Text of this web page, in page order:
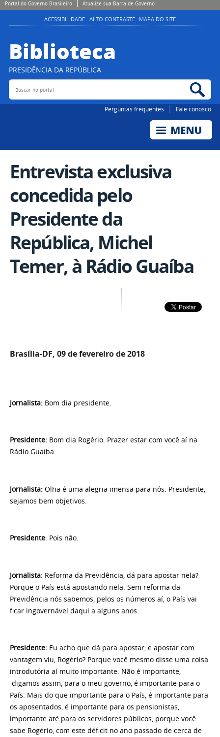
Portal do Governo Brasileiro Atualize sua Barra de Governo
ACESSIBILIDADE ALTO CONTRASTE MAPA DO SITE
Biblioteca
PRESIDÊNCIA DA REPÚBLICA
Buscar no portal
Perguntas frequentes Fale conosco
Entrevista exclusiva
concedida pelo
Presidente da
República, Michel
Temer, à Rádio Guaíba
Brasília-DF, 09 de fevereiro de 2018
Jornalista: Bom dia presidente.
Presidente: Bom dia Rogério. Prazer estar com você aí na
Rádio Guaíba.
Jornalista: Olha é uma alegria imensa para nós. Presidente,
sejamos bem objetivos.
Presidente: Pois não.
Jornalista: Reforma da Previdência, dá para apostar nela?
Porque o País está apostando nela. Sem reforma da
Previdência nós sabemos, pelos os números aí, o País vai
ficar ingovernável daqui a alguns anos.
Presidente: Eu acho que dá para apostar, e apostar com
vantagem viu, Rogério? Porque você mesmo disse uma coisa
introdutória aí muito importante. Não é importante,
digamos assim, para o meu governo, é importante para o
País. Mais do que importante para o País, é importante para
os aposentados, é importante para os pensionistas,
importante até para os servidores públicos, porque você
sabe Rogério, com este déficit no ano passado de cerca de